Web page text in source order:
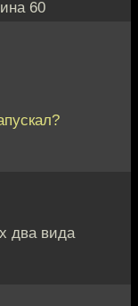
60
два вида